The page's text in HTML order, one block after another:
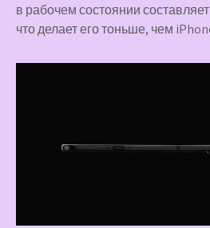
в рабочем состоянии
что делает его тоньше, чем